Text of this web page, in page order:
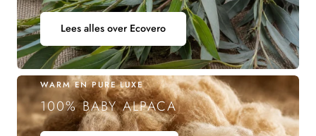
Lees alles over Ecovero
WARM EN PURE LUXE
100% BABY ALPACA